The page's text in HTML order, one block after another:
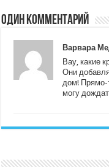
Один комментарий
Варвара
Вау, какие
Они
дом! Прямо-
могу